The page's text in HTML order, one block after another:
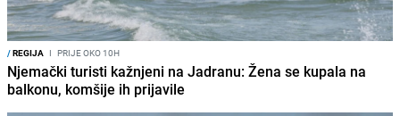
/REGIJA I PRIJE OKO 10H
Njemački turisti kažnjeni na Jadranu: Žena se kupala na
balkonu, komšije ih prijavile